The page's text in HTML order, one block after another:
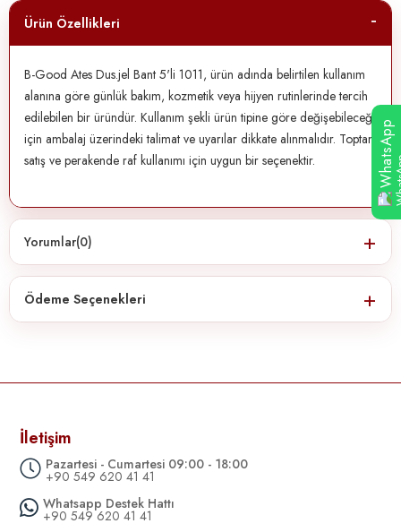
Ürün Özellikleri
B-Good Ates Dus.jel Bant 5'li 1011, ürün adında belirtilen kullanım
alanına göre günlük bakım, kozmetik veya hijyen rutinlerinde tercih
edilebilen bir üründür. Kullanım şekli ürün tipine göre değişebileceği
için ambalaj üzerindeki talimat ve uyarılar dikkate alınmalıdır. Toptan
satış ve perakende raf kullanımı için uygun bir seçenektir.
Yorumlar(0)
Ödeme Seçenekleri
İletişim
Pazartesi - Cumartesi 09:00 - 18:00
+90 549 620 41 41
Whatsapp Destek Hattı
+90 549 620 41 41
WhatsApp